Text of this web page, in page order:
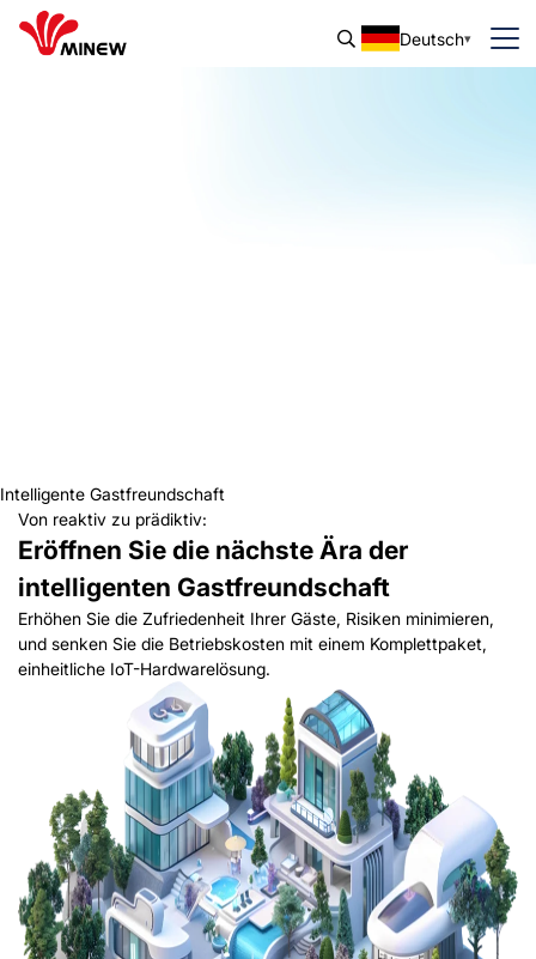
Deutsch
Intelligente Gastfreundschaft
Von reaktiv zu prädiktiv:
Eröffnen Sie die nächste Ära der
intelligenten Gastfreundschaft
Erhöhen Sie die Zufriedenheit Ihrer Gäste, Risiken minimieren,
und senken Sie die Betriebskosten mit einem Komplettpaket,
einheitliche IoT-Hardwarelösung.